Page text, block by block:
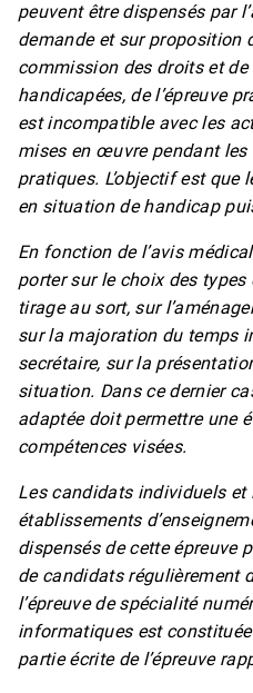
peuvent être dispensés par
demande et sur proposition
commission des droits et de
handicapées, de l’épreuve
est incompatible avec les
mises en œuvre pendant les
pratiques. L’objectif est
en situation de handicap
En fonction de l’avis
porter sur le choix des
tirage au sort, sur
sur la majoration du temps
secrétaire, sur la
situation. Dans ce dernier
adaptée doit permettre une
compétences visées.
Les candidats individuels et
établissements
dispensés de cette épreuve
de candidats régulièrement
l’épreuve de spécialité
informatiques est
partie écrite de l’épreuve